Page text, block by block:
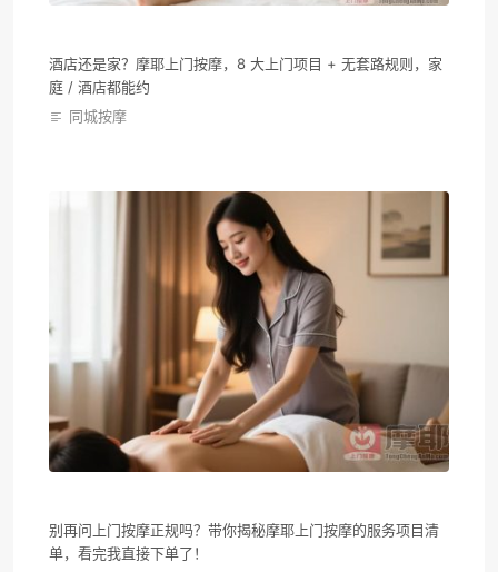
酒店还是家？摩耶上门按摩，8 大上门项目 + 无套路规则，家
庭 / 酒店都能约
同城按摩
别再问上门按摩正规吗？带你揭秘摩耶上门按摩的服务项目清
单，看完我直接下单了！